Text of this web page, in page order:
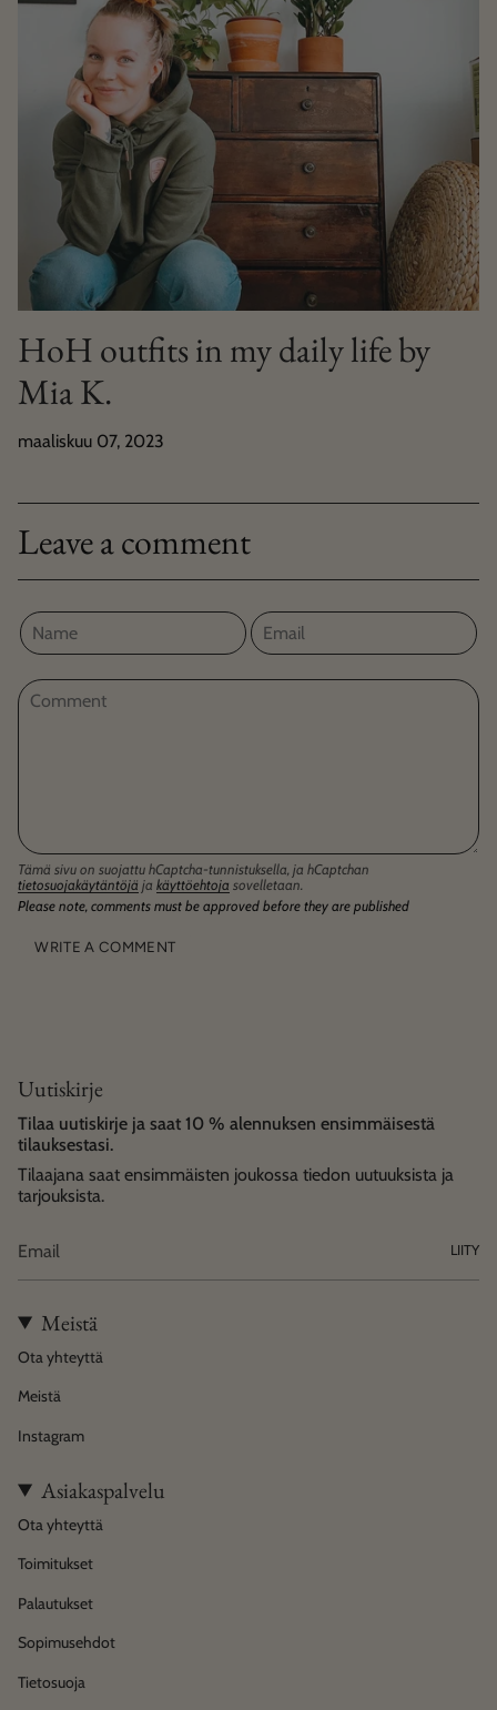
HoH outfits in my daily life by
Mia K.
maaliskuu 07, 2023
Leave a comment
Tämä sivu on suojattu hCaptcha-tunnistuksella, ja hCaptchan
tietosuojakäytäntöjä ja käyttöehtoja sovelletaan.
Please note, comments must be approved before they are published
Uutiskirje
Tilaa uutiskirje ja saat 10 % alennuksen ensimmäisestä
tilauksestasi.
Tilaajana saat ensimmäisten joukossa tiedon uutuuksista ja
tarjouksista.
LIITY
Meistä
Ota yhteyttä
Meistä
Instagram
Asiakaspalvelu
Ota yhteyttä
Toimitukset
Palautukset
Sopimusehdot
Tietosuoja